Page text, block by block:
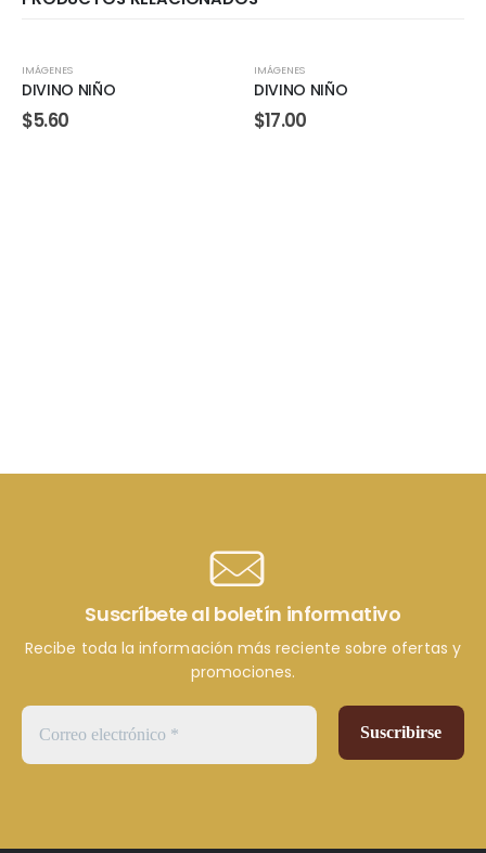
IMÁGENES
DIVINO NIÑO
$5.60
IMÁGENES
DIVINO NIÑO
$17.00
Suscríbete al boletín informativo
Recibe toda la información más reciente sobre ofertas y
promociones.